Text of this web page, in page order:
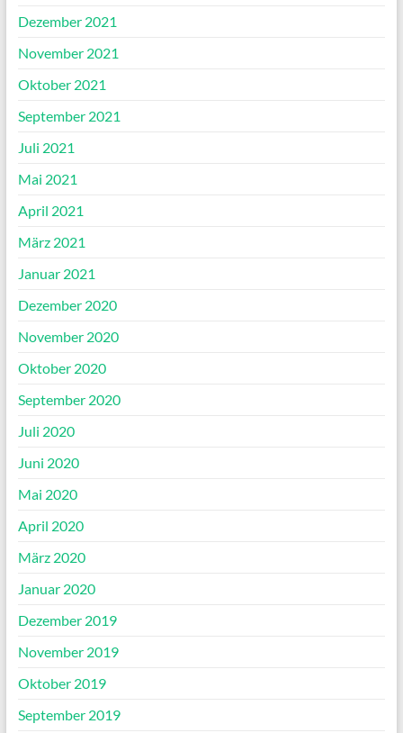
Dezember 2021
November 2021
Oktober 2021
September 2021
Juli 2021
Mai 2021
April 2021
März 2021
Januar 2021
Dezember 2020
November 2020
Oktober 2020
September 2020
Juli 2020
Juni 2020
Mai 2020
April 2020
März 2020
Januar 2020
Dezember 2019
November 2019
Oktober 2019
September 2019